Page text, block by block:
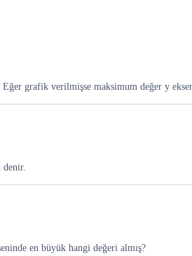
Eğer grafik verilmişse maksimum değer y
denir.
en büyük hangi değeri almış?